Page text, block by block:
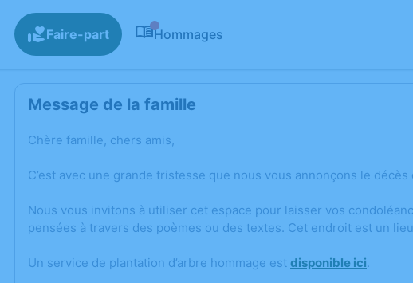
Faire-part Hommages
Message de la famille
Chère famille, chers amis,
C’est avec une grande tristesse que nous vous annonçons le
Nous vous invitons à utiliser cet espace pour laisser vos
pensées à travers des poèmes ou des textes. Cet endroit est un
Un service de plantation d’arbre hommage est disponible ici.